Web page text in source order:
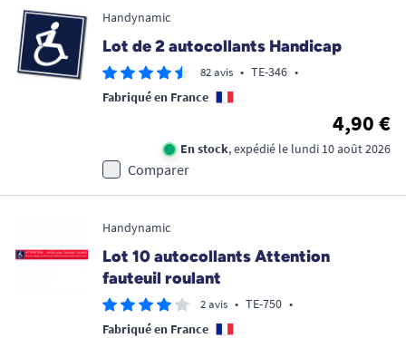
Handynamic
Lot de 2 autocollants Handicap
82 avis • TE-346 •
Fabriqué en France
4,90 €
En stock, expédié le lundi 10 août 2026
Comparer
Handynamic
Lot 10 autocollants Attention
fauteuil roulant
2 avis • TE-750 •
Fabriqué en France